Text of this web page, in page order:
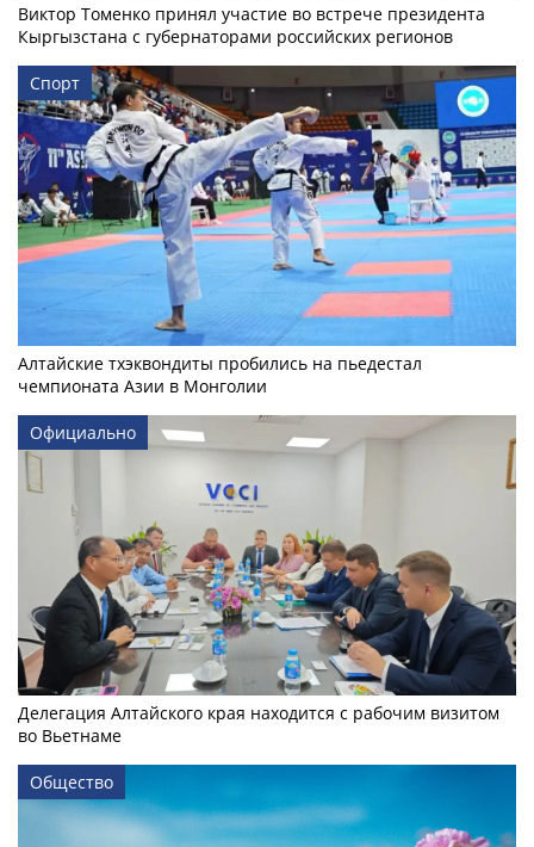
Виктор Томенко принял участие во встрече президента
Кыргызстана с губернаторами российских регионов
Спорт
Алтайские тхэквондиты пробились на пьедестал
чемпионата Азии в Монголии
Официально
Делегация Алтайского края находится с рабочим визитом
во Вьетнаме
Общество